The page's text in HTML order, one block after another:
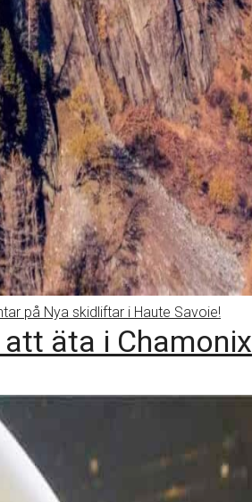
på Nya skidliftar i Haute Savoie!
äta i Chamonix